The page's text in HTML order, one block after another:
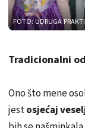
FOTO: UDRUGA
Tradicionalni
Ono što mene
jestosjećaj